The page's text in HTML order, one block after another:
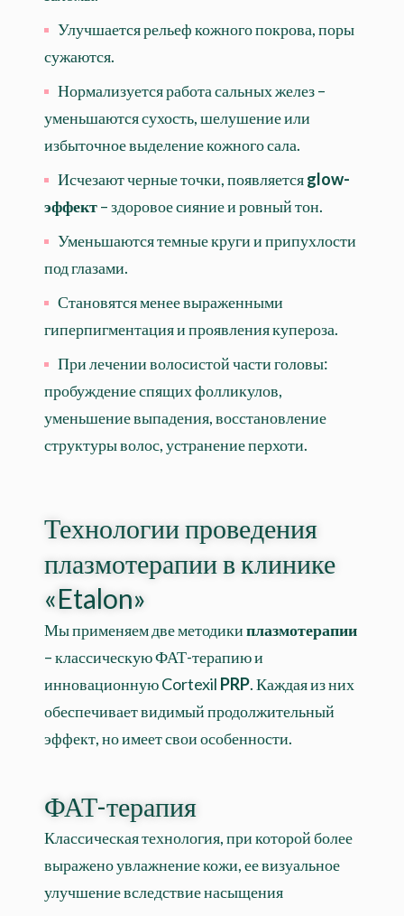
Улучшается рельеф кожного покрова, поры
сужаются.
Нормализуется работа сальных желез –
уменьшаются сухость, шелушение или
избыточное выделение кожного сала.
Исчезают черные точки, появляетсяglow-
эффект– здоровое сияние и ровный тон.
Уменьшаются темные круги и припухлости
под глазами.
Становятся менее выраженными
гиперпигментация и проявления купероза.
При лечении волосистой части головы:
пробуждение спящих фолликулов,
уменьшение выпадения, восстановление
структуры волос, устранение перхоти.
Технологии проведения
плазмотерапии в клинике
«Etalon»
Мы применяем две методикиплазмотерапии
– классическую ФАТ-терапию и
инновационную Cortexil PRP. Каждая из них
обеспечивает видимый продолжительный
эффект, но имеет свои особенности.
ФАТ-терапия
Классическая технология, при которой более
выражено увлажнение кожи, ее визуальное
улучшение вследствие насыщения